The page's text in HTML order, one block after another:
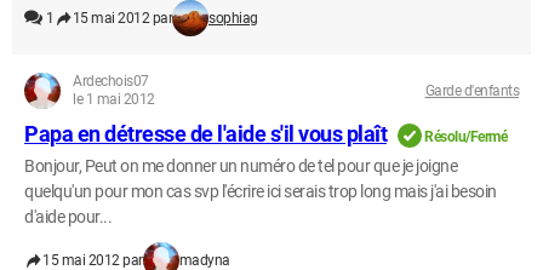
1 15 mai 2012 par sophiag
Ardechois07
le 1 mai 2012
Garde d'enfants
Papa en détresse de l'aide s'il vous plaît Résolu/Fermé
Bonjour, Peut on me donner un numéro de tel pour que je joigne
quelqu'un pour mon cas svp l'écrire ici serais trop long mais j'ai besoin
d'aide pour...
15 mai 2012 par madyna